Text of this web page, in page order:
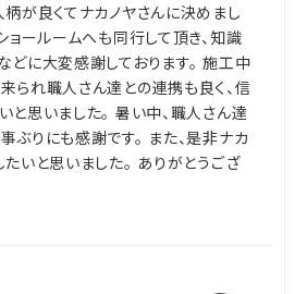
が良くてナカノヤさんに決めまし
ョールームへも同行して頂き、知識
どに大変感謝しております。 施工中
られ職人さん達との連携も良く、信
と思いました。 暑い中、職人さん達
ぶりにも感謝です。 また、是非ナカ
いと思いました。 ありがとうござ